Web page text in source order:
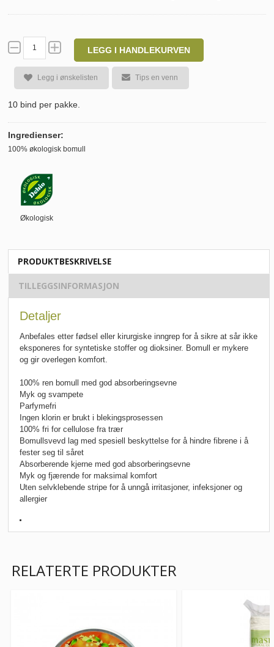
LEGG I HANDLEKURVEN
Legg i ønskelisten Tips en venn
10 bind per pakke.
Ingredienser:
100% økologisk bomull
Økologisk
PRODUKTBESKRIVELSE
TILLEGGSINFORMASJON
Detaljer
Anbefales etter fødsel eller kirurgiske inngrep for å sikre at sår ikke
eksponeres for syntetiske stoffer og dioksiner. Bomull er mykere
og gir overlegen komfort.
100% ren bomull med god absorberingsevne
Myk og svampete
Parfymefri
Ingen klorin er brukt i blekingsprosessen
100% fri for cellulose fra trær
Bomullsvevd lag med spesiell beskyttelse for å hindre fibrene i å
fester seg til såret
Absorberende kjerne med god absorberingsevne
Myk og fjærende for maksimal komfort
Uten selvklebende stripe for å unngå irritasjoner, infeksjoner og
allergier
RELATERTE PRODUKTER